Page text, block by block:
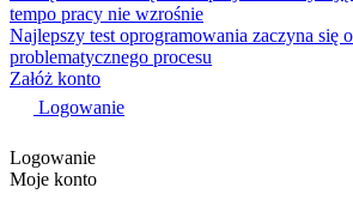
tempo pracy nie wzrośnie
Najlepszy test oprogramowania zaczyna się
problematycznego procesu
Załóż konto
Logowanie
Logowanie
Moje konto